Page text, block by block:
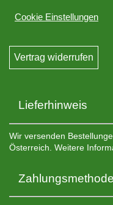
Cookie Einstellungen
Vertrag widerrufen
Lieferhinweis
Wir versenden
Österreich. Weitere